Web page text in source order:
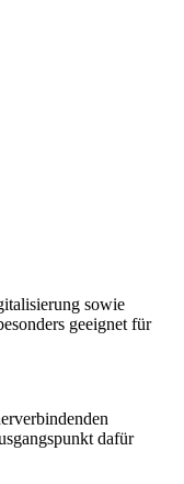
sowie
geeignet für
dafür